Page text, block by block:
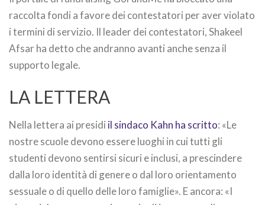
raccolta fondi a favore dei contestatori per aver violato
i termini di servizio. Il leader dei contestatori, Shakeel
Afsar ha detto che andranno avanti anche senza il
supporto legale.
LA LETTERA
Nella lettera ai presidi il sindaco Kahn ha scritto: «Le
nostre scuole devono essere luoghi in cui tutti gli
studenti devono sentirsi sicuri e inclusi, a prescindere
dalla loro identità di genere o dal loro orientamento
sessuale o di quello delle loro famiglie». E ancora: «I